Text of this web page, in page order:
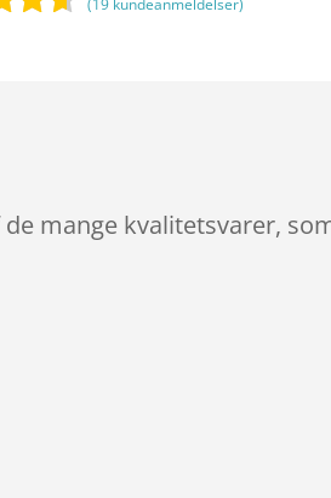
de mange kvalitetsvarer,